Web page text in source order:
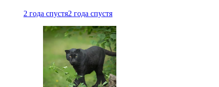
2 года спустя2 года спустя